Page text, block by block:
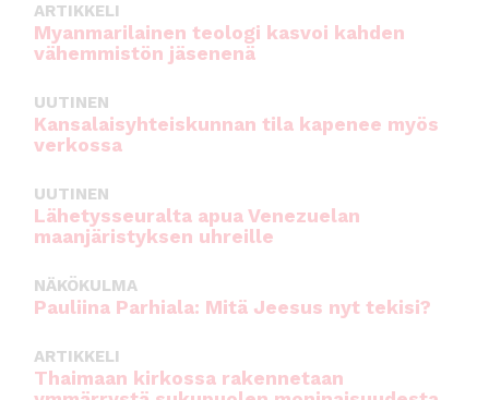
ARTIKKELI
Myanmarilainen teologi kasvoi kahden
vähemmistön jäsenenä
UUTINEN
Kansalaisyhteiskunnan tila kapenee myös
verkossa
UUTINEN
Lähetysseuralta apua Venezuelan
maanjäristyksen uhreille
NÄKÖKULMA
Pauliina Parhiala: Mitä Jeesus nyt tekisi?
ARTIKKELI
Thaimaan kirkossa rakennetaan